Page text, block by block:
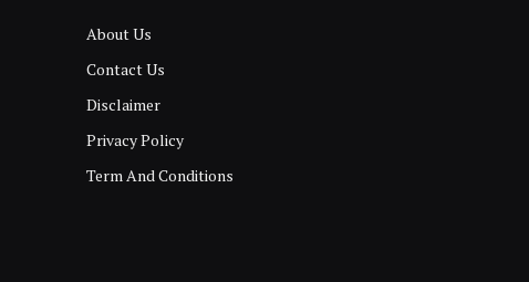
About Us
Contact Us
Disclaimer
Privacy Policy
Term And Conditions